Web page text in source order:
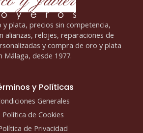
y plata, precios sin competencia,
alianzas, relojes, reparaciones de
y compra de oro y plata
Málaga, desde 1977.
y Políticas
Generales
Política de Cookies
de Privacidad